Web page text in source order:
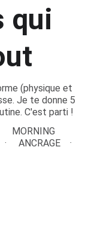
qui
(physique et
Je te donne 5
C'est parti !
MORNING
ANCRAGE